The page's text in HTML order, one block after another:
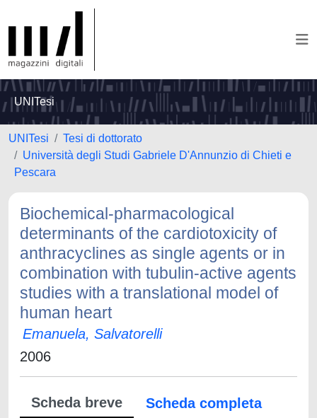
UNITesi
UNITesi
Tesi di dottorato
Università degli Studi Gabriele D'Annunzio di Chieti e
Pescara
Biochemical-pharmacological
determinants of the cardiotoxicity of
anthracyclines as single agents or in
combination with tubulin-active agents
studies with a translational model of
human heart
Emanuela, Salvatorelli
2006
Scheda breve
Scheda completa